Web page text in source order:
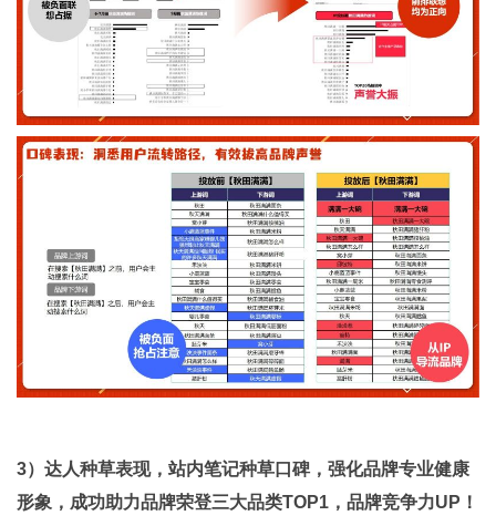
3）达人种草表现，站内笔记种草口碑，强化品牌专业健康
形象，成功助力品牌荣登三大品类TOP1，品牌竞争力UP！